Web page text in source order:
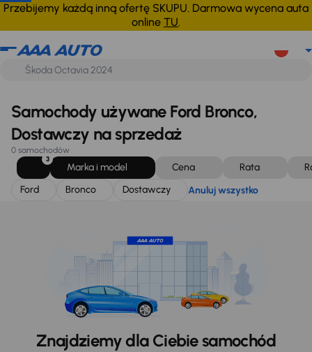
Przebijemy każdą inną ofertę SKUPU. Darmowa wycena auta
online TU.
Ford Bronco Dostawczy Anuluj wszystko
Samochody używane Ford Bronco,
Dostawczy na sprzedaż
0 samochodów
3
Marka i model Cena Rata
Ford
Bronco Dostawczy Anuluj wszystko
Znajdziemy dla Ciebie samochód